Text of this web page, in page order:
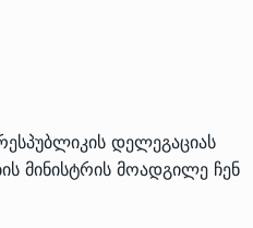
დელეგაციას
მინისტრის მოადგილე ჩენ
პრემიერ-მინისტრი ირაკლი
ღარიბაშვილი ოზურგეთის